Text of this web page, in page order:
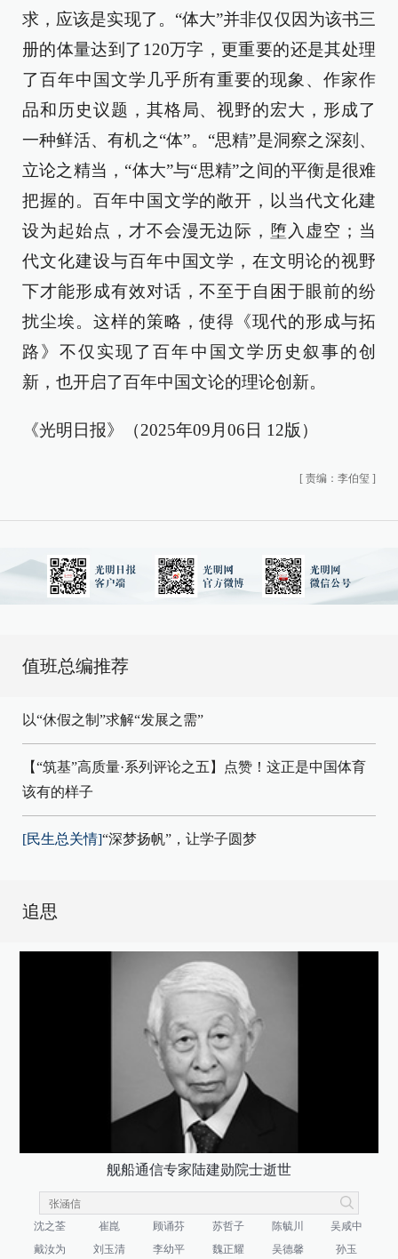
求，应该是实现了。“体大”并非仅仅因为该书三
册的体量达到了120万字，更重要的还是其处理
了百年中国文学几乎所有重要的现象、作家作
品和历史议题，其格局、视野的宏大，形成了
一种鲜活、有机之“体”。“思精”是洞察之深刻、
立论之精当，“体大”与“思精”之间的平衡是很难
把握的。百年中国文学的敞开，以当代文化建
设为起始点，才不会漫无边际，堕入虚空；当
代文化建设与百年中国文学，在文明论的视野
下才能形成有效对话，不至于自困于眼前的纷
扰尘埃。这样的策略，使得《现代的形成与拓
路》不仅实现了百年中国文学历史叙事的创
新，也开启了百年中国文论的理论创新。
《光明日报》（2025年09月06日 12版）
[ 责编：李伯玺 ]
值班总编推荐
以“休假之制”求解“发展之需”
【“筑基”高质量·系列评论之五】点赞！这正是中国体育
该有的样子
[民生总关情]“深梦扬帆”，让学子圆梦
追思
舰船通信专家陆建勋院士逝世
沈之荃 崔崑 顾诵芬 苏哲子 陈毓川
吴咸中
戴汝为
刘玉清 李幼平 魏正耀 吴德馨 孙玉